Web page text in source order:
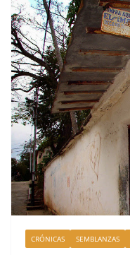
CRÓNICAS SEMBLANZAS